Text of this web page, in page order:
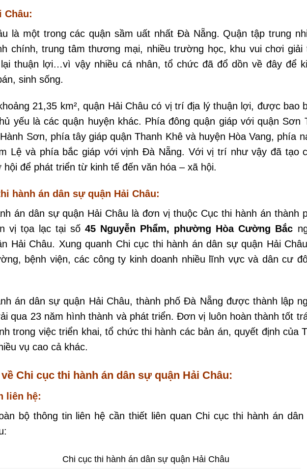
Châu:
là một trong các quận sầm uất nhất Đà Nẵng. Quận tập trung
chính, trung tâm thương mại, nhiều trường học, khu vui chơi giải
thuận lợi…vì vậy nhiều cá nhân, tổ chức đã đổ dồn về đây để
sinh sống.
21,35 km², quận Hải Châu có vị trí địa lý thuận lợi, được bao
yếu là các quận huyện khác. Phía đông quận giáp với quận Sơn
Sơn, phía tây giáp quận Thanh Khê và huyện Hòa Vang, phía
Lệ và phía bắc giáp với vịnh Đà Nẵng. Với vị trí như vậy đã tạo
hội để phát triển từ kinh tế đến văn hóa – xã hội.
hành án dân sự quận Hải Châu:
án dân sự quận Hải Châu là đơn vị thuộc Cục thi hành án thành
vị tọa lạc tại số45 Nguyễn Phẩm, phường Hòa Cường Bắc
Hải Châu. Xung quanh Chi cục thi hành án dân sự quận Hải
bệnh viện, các công ty kinh doanh nhiều lĩnh vực và dân cư
án dân sự quận Hải Châu, thành phố Đà Nẵng được thành lập
qua 23 năm hình thành và phát triển. Đơn vị luôn hoàn thành tốt
trong việc triển khai, tổ chức thi hành các bản án, quyết định của
vụ cao cả khác.
Chi cục thi hành án dân sự quận Hải Châu:
liên hệ:
bộ thông tin liên hệ cần thiết liên quan Chi cục thi hành án dân
Chi cục thi hành án dân sự quận Hải Châu